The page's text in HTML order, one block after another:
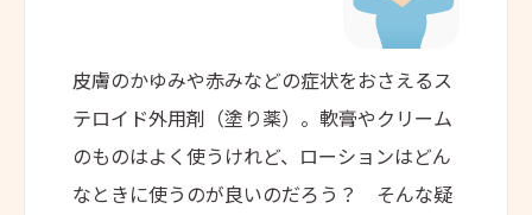
皮膚のかゆみや赤みなどの症状をおさえるス
テロイド外用剤（塗り薬）。軟膏やクリーム
のものはよく使うけれど、ローションはどん
なときに使うのが良いのだろう？ そんな疑